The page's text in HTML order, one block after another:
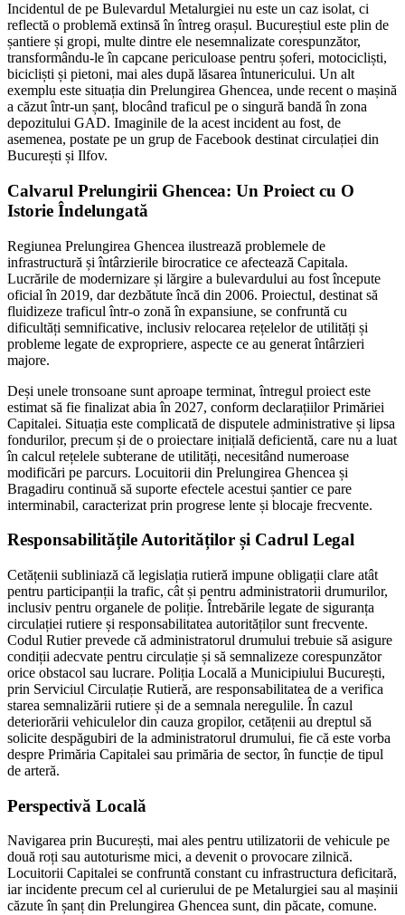
Incidentul de pe Bulevardul Metalurgiei nu este un caz isolat, ci
reflectă o problemă extinsă în întreg orașul. Bucureștiul este plin de
șantiere și gropi, multe dintre ele nesemnalizate corespunzător,
transformându-le în capcane periculoase pentru șoferi, motocicliști,
bicicliști și pietoni, mai ales după lăsarea întunericului. Un alt
exemplu este situația din Prelungirea Ghencea, unde recent o mașină
a căzut într-un șanț, blocând traficul pe o singură bandă în zona
depozitului GAD. Imaginile de la acest incident au fost, de
asemenea, postate pe un grup de Facebook destinat circulației din
București și Ilfov.
Calvarul Prelungirii Ghencea: Un Proiect cu O
Istorie Îndelungată
Regiunea Prelungirea Ghencea ilustrează problemele de
infrastructură și întârzierile birocratice ce afectează Capitala.
Lucrările de modernizare și lărgire a bulevardului au fost începute
oficial în 2019, dar dezbătute încă din 2006. Proiectul, destinat să
fluidizeze traficul într-o zonă în expansiune, se confruntă cu
dificultăți semnificative, inclusiv relocarea rețelelor de utilități și
probleme legate de expropriere, aspecte ce au generat întârzieri
majore.
Deși unele tronsoane sunt aproape terminat, întregul proiect este
estimat să fie finalizat abia în 2027, conform declarațiilor Primăriei
Capitalei. Situația este complicată de disputele administrative și lipsa
fondurilor, precum și de o proiectare inițială deficientă, care nu a luat
în calcul rețelele subterane de utilități, necesitând numeroase
modificări pe parcurs. Locuitorii din Prelungirea Ghencea și
Bragadiru continuă să suporte efectele acestui șantier ce pare
interminabil, caracterizat prin progrese lente și blocaje frecvente.
Responsabilitățile Autorităților și Cadrul Legal
Cetățenii subliniază că legislația rutieră impune obligații clare atât
pentru participanții la trafic, cât și pentru administratorii drumurilor,
inclusiv pentru organele de poliție. Întrebările legate de siguranța
circulației rutiere și responsabilitatea autorităților sunt frecvente.
Codul Rutier prevede că administratorul drumului trebuie să asigure
condiții adecvate pentru circulație și să semnalizeze corespunzător
orice obstacol sau lucrare. Poliția Locală a Municipiului București,
prin Serviciul Circulație Rutieră, are responsabilitatea de a verifica
starea semnalizării rutiere și de a semnala neregulile. În cazul
deteriorării vehiculelor din cauza gropilor, cetățenii au dreptul să
solicite despăgubiri de la administratorul drumului, fie că este vorba
despre Primăria Capitalei sau primăria de sector, în funcție de tipul
de arteră.
Perspectivă Locală
Navigarea prin București, mai ales pentru utilizatorii de vehicule pe
două roți sau autoturisme mici, a devenit o provocare zilnică.
Locuitorii Capitalei se confruntă constant cu infrastructura deficitară,
iar incidente precum cel al curierului de pe Metalurgiei sau al mașinii
căzute în șanț din Prelungirea Ghencea sunt, din păcate, comune.